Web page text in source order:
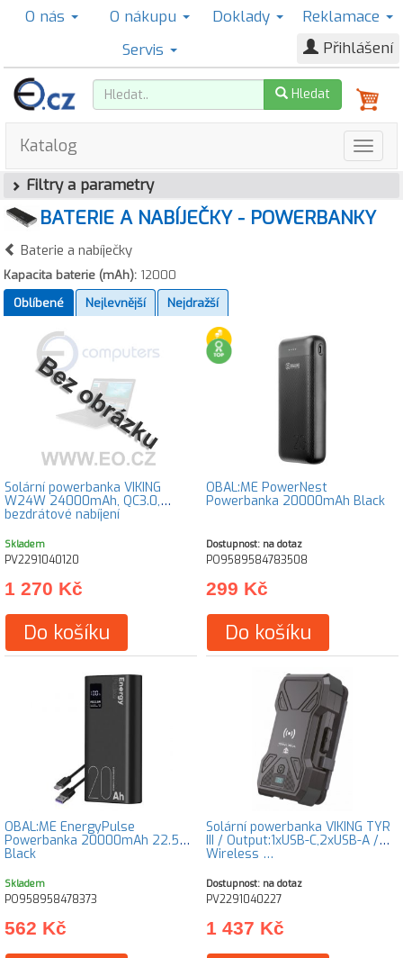
O nás O nákupu Doklady
Reklamace
Servis
Přihlášení
Hledat
Katalog
Filtry a parametry
BATERIE A NABÍJEČKY - POWERBANKY
Baterie a nabíječky
Kapacita baterie (mAh): 12000
Oblíbené
Nejlevnější Nejdražší
Solární powerbanka VIKING
W24W 24000mAh, QC3.0,
bezdrátové nabíjení
Skladem
PV2291040120
1 270 Kč
Do košíku
OBAL:ME PowerNest
Powerbanka 20000mAh Black
Dostupnost: na dotaz
PO9589584783508
299 Kč
Do košíku
OBAL:ME EnergyPulse
Powerbanka 20000mAh 22.5W
Black
Skladem
PO958958478373
562 Kč
Solární powerbanka VIKING TYR
III / Output:1xUSB-C,2xUSB-A /
Wireless …
Dostupnost: na dotaz
PV2291040227
1 437 Kč